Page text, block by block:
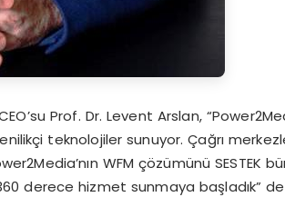
Prof. Dr. Levent Arslan,
teknolojiler sunuyor. Çağrı
WFM çözümünü SESTEK
derece hizmet sunmaya başladık”